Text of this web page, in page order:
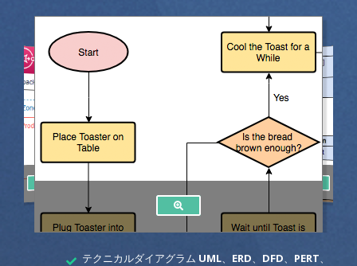
テクニカルダイアグラム UML、 ERD DFD PERT